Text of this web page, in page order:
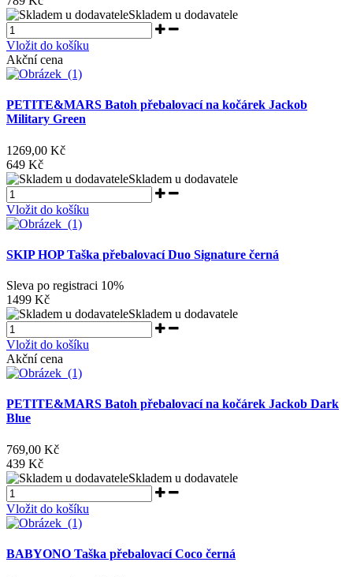
Skladem u dodavatele
Vložit do košíku
Akční cena
PETITE&MARS Batoh přebalovací na kočárek Jackob
Military Green
1269,00 Kč
649 Kč
Skladem u dodavatele
Vložit do košíku
SKIP HOP Taška přebalovací Duo Signature černá
Sleva po registraci 10%
1499 Kč
Skladem u dodavatele
Vložit do košíku
Akční cena
PETITE&MARS Batoh přebalovací na kočárek Jackob Dark
Blue
769,00 Kč
439 Kč
Skladem u dodavatele
Vložit do košíku
BABYONO Taška přebalovací Coco černá